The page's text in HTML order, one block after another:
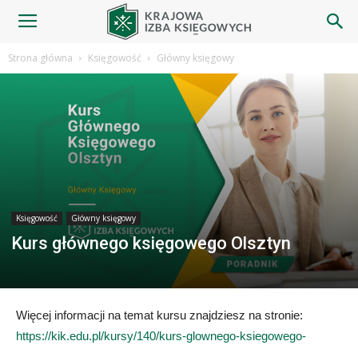
Blog
Izba
Księgowych
Strona główna Księgowość Główny księgowy
Księgowość Główny księgowy
Kurs głównego księgowego Olsztyn
Więcej informacji na temat kursu znajdziesz na stronie:
https://kik.edu.pl/kursy/140/kurs-glownego-ksiegowego-